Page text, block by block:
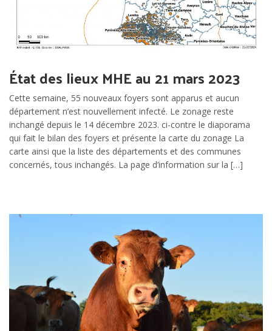
État des lieux MHE au 21 mars 2023
Cette semaine, 55 nouveaux foyers sont apparus et aucun
département n’est nouvellement infecté. Le zonage reste
inchangé depuis le 14 décembre 2023. ci-contre le diaporama
qui fait le bilan des foyers et présente la carte du zonage La
carte ainsi que la liste des départements et des communes
concernés, tous inchangés. La page d’information sur la […]